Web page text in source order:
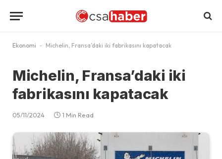
Ekonomi - Michelin, Fransa’daki iki fabrikasını kapatacak
Michelin, Fransa’daki iki
fabrikasını kapatacak
05/11/2024 1 Min Read